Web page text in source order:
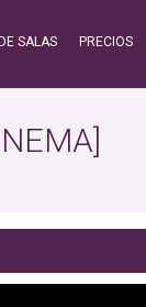
SALAS PRECIOS